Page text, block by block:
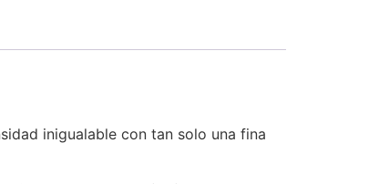
inigualable con tan solo una fina